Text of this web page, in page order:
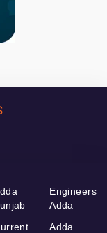
Engineers
Adda
Adda